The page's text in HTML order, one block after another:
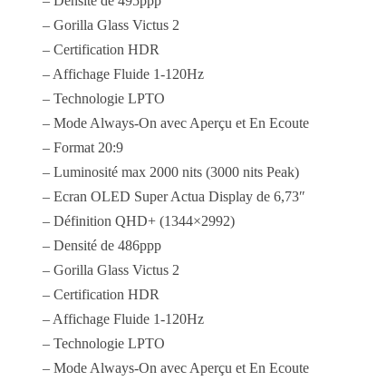
– Gorilla Glass Victus 2
– Certification HDR
– Affichage Fluide 1-120Hz
– Technologie LPTO
– Mode Always-On avec Aperçu et En Ecoute
– Format 20:9
– Luminosité max 2000 nits (3000 nits Peak)
– Ecran OLED Super Actua Display de 6,73″
– Définition QHD+ (1344×2992)
– Densité de 486ppp
– Gorilla Glass Victus 2
– Certification HDR
– Affichage Fluide 1-120Hz
– Technologie LPTO
– Mode Always-On avec Aperçu et En Ecoute